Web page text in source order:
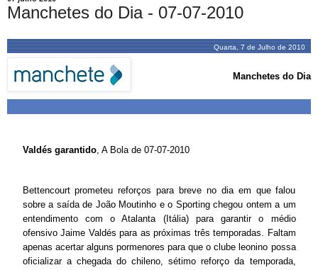
Manchetes do Dia - 07-07-2010
Quarta, 7 de Julho de 2010
Manchetes do Dia
Valdés garantido, A Bola de 07-07-2010
Bettencourt prometeu reforços para breve no dia em que falou
sobre a saída de João Moutinho e o Sporting chegou ontem a um
entendimento com o Atalanta (Itália) para garantir o médio
ofensivo Jaime Valdés para as próximas três temporadas. Faltam
apenas acertar alguns pormenores para que o clube leonino possa
oficializar a chegada do chileno, sétimo reforço da temporada,